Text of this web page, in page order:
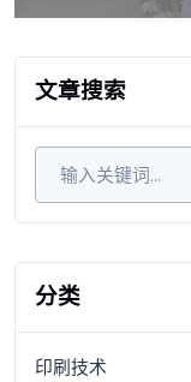
文章搜索
分类
印刷技术